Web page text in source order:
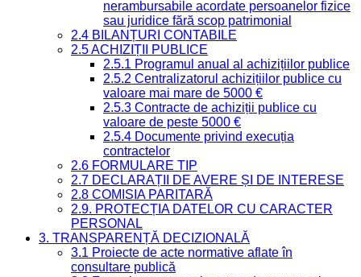
nerambursabile acordate persoanelor fizice
sau juridice fără scop patrimonial
2.4 BILANȚURI CONTABILE
2.5 ACHIZIȚII PUBLICE
2.5.1 Programul anual al achizițiilor publice
2.5.2 Centralizatorul achizițiilor publice cu
valoare mai mare de 5000 €
2.5.3 Contracte de achiziții publice cu
valoare de peste 5000 €
2.5.4 Documente privind execuția
contractelor
2.6 FORMULARE TIP
2.7 DECLARAȚII DE AVERE ȘI DE INTERESE
2.8 COMISIA PARITARĂ
2.9. PROTECȚIA DATELOR CU CARACTER
PERSONAL
3. TRANSPARENȚĂ DECIZIONALĂ
3.1 Proiecte de acte normative aflate în
consultare publică